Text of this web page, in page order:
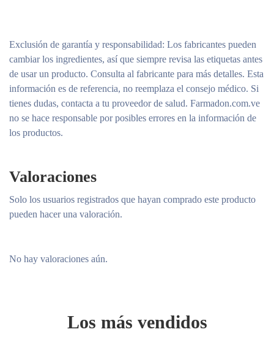
Exclusión de garantía y responsabilidad: Los fabricantes pueden
cambiar los ingredientes, así que siempre revisa las etiquetas antes
de usar un producto. Consulta al fabricante para más detalles. Esta
información es de referencia, no reemplaza el consejo médico. Si
tienes dudas, contacta a tu proveedor de salud. Farmadon.com.ve
no se hace responsable por posibles errores en la información de
los productos.
Valoraciones
No hay valoraciones aún.
Solo los usuarios registrados que hayan comprado este producto
pueden hacer una valoración.
Los más vendidos